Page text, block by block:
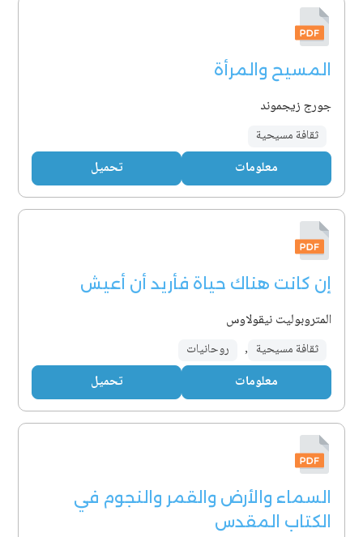
المسيح والمرأة
جورج زيجموند
ثقافة مسيحية
معلومات تحميل
إن كانت هناك حياة فأريد أن أعيش
المتروبوليت نيقولاوس
ثقافة مسيحية , روحانيات
معلومات تحميل
السماء والأرض والقمر والنجوم في
الكتاب المقدس